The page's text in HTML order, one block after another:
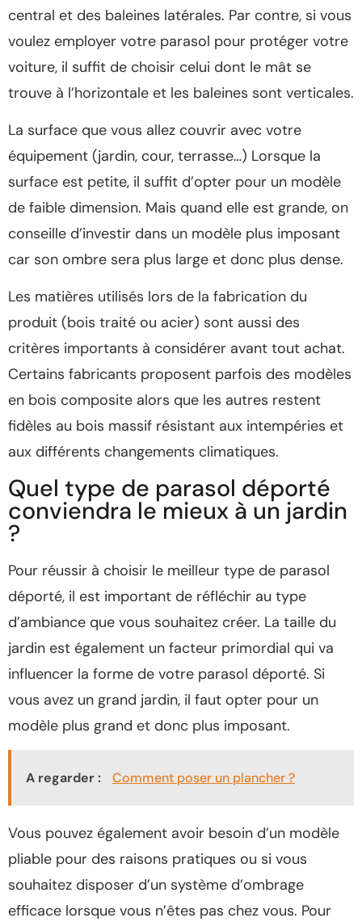
central et des baleines latérales. Par contre, si vous
voulez employer votre parasol pour protéger votre
voiture, il suffit de choisir celui dont le mât se
trouve à l’horizontale et les baleines sont verticales.
La surface que vous allez couvrir avec votre
équipement (jardin, cour, terrasse…) Lorsque la
surface est petite, il suffit d’opter pour un modèle
de faible dimension. Mais quand elle est grande, on
conseille d’investir dans un modèle plus imposant
car son ombre sera plus large et donc plus dense.
Les matières utilisés lors de la fabrication du
produit (bois traité ou acier) sont aussi des
critères importants à considérer avant tout achat.
Certains fabricants proposent parfois des modèles
en bois composite alors que les autres restent
fidèles au bois massif résistant aux intempéries et
aux différents changements climatiques.
Quel type de parasol déporté
conviendra le mieux à un jardin
?
Pour réussir à choisir le meilleur type de parasol
déporté, il est important de réfléchir au type
d’ambiance que vous souhaitez créer. La taille du
jardin est également un facteur primordial qui va
influencer la forme de votre parasol déporté. Si
vous avez un grand jardin, il faut opter pour un
modèle plus grand et donc plus imposant.
A regarder : Comment poser un plancher ?
Vous pouvez également avoir besoin d’un modèle
pliable pour des raisons pratiques ou si vous
souhaitez disposer d’un système d’ombrage
efficace lorsque vous n’êtes pas chez vous. Pour